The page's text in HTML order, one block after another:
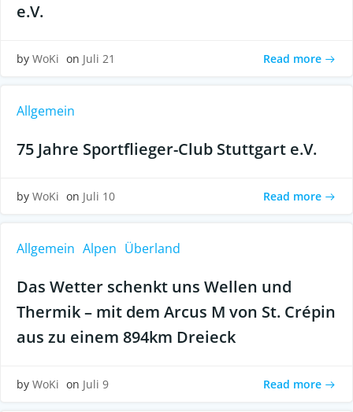
e.V.
by WoKi on Juli 21 Read more
Allgemein
75 Jahre Sportflieger-Club Stuttgart e.V.
by WoKi on Juli 10 Read more
Allgemein Alpen Überland
Das Wetter schenkt uns Wellen und
Thermik – mit dem Arcus M von St. Crépin
aus zu einem 894km Dreieck
by WoKi on Juli 9 Read more